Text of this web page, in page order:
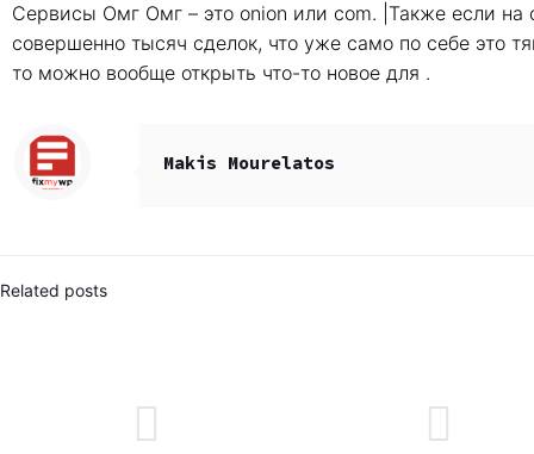
Сервисы Омг Омг – это onion или com. |Также если на
совершенно тысяч сделок, что уже само по себе это
то можно вообще открыть что-то новое для .
Makis Mourelatos
Related posts